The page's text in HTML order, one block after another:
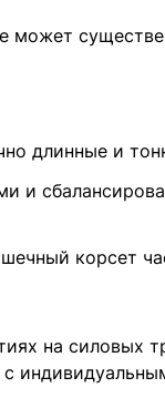
может
длинные и
и
корсет
на силовых
с